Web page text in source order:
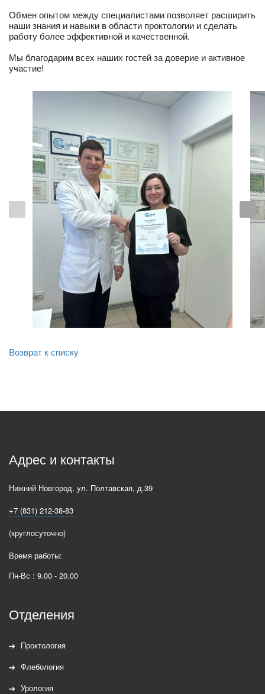
Обмен опытом между специалистами позволяет расширить
наши знания и навыки в области проктологии и сделать
работу более эффективной и качественной.
Мы благодарим всех наших гостей за доверие и активное
участие!
Возврат к списку
Адрес и контакты
Нижний Новгород, ул. Полтавская, д.39
+7 (831) 212-38-83
(круглосуточно)
Время работы:
Пн-Вс : 9.00 - 20.00
Отделения
Проктология
Флебология
Урология